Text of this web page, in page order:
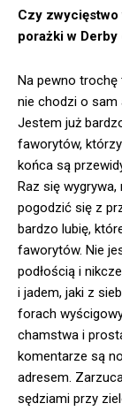
Czy zwycięstwo
porażki w
Na pewno trochę
nie chodzi o sam
Jestem już
faworytów,
końca są
Raz się
pogodzić się z
bardzo lubię,
faworytów. Nie
podłością i
i jadem, jaki z
forach
chamstwa i
komentarze są
adresem.
sędziami przy